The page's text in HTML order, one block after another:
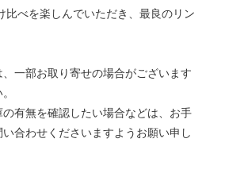
比べを楽しんでいただき、最良のリン
一部お取り寄せの場合がございます
有無を確認したい場合などは、お手
合わせくださいますようお願い申し